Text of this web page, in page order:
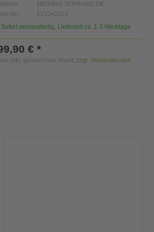
MEINING TERRARISTIK
Nr.:
ECCH2021
Sofort versandfertig, Lieferzeit ca. 1-3 Werktage
€ *
inkl. gesetzlicher MwSt. zzgl. Versandkosten